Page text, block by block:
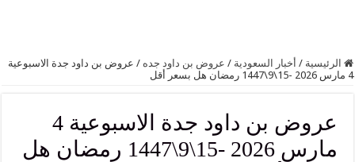
الرئيسية / أخبار السعودية / عروض بن داود جده / عروض بن داود جدة الاسبوعية
4 مارس 2026 -15\9\1447 رمضان هل بسعر أقل
عروض بن داود جدة الاسبوعية 4
مارس 2026 -15\9\1447 رمضان هل